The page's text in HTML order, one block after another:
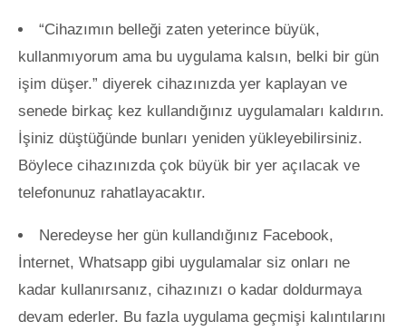
“Cihazımın belleği zaten yeterince büyük,
kullanmıyorum ama bu uygulama kalsın, belki bir gün
işim düşer.” diyerek cihazınızda yer kaplayan ve
senede birkaç kez kullandığınız uygulamaları kaldırın.
İşiniz düştüğünde bunları yeniden yükleyebilirsiniz.
Böylece cihazınızda çok büyük bir yer açılacak ve
telefonunuz rahatlayacaktır.
Neredeyse her gün kullandığınız Facebook,
İnternet, Whatsapp gibi uygulamalar siz onları ne
kadar kullanırsanız, cihazınızı o kadar doldurmaya
devam ederler. Bu fazla uygulama geçmişi kalıntılarını